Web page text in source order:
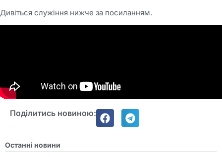
Дивіться служіння нижче за посиланням.
Поділитись новиною:
Останні новини